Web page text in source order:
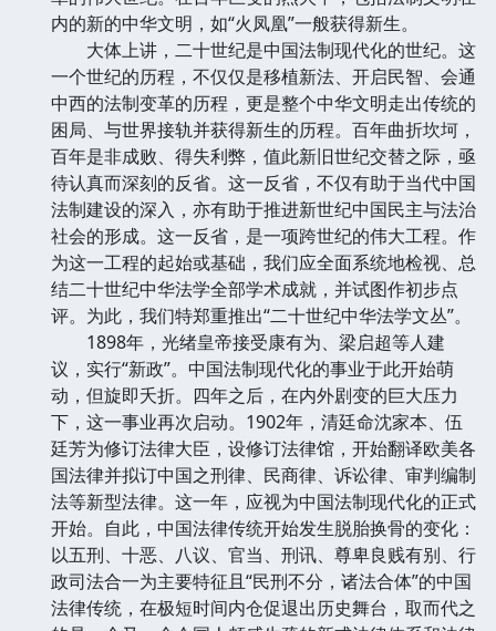
内的新的中华文明，如“火凤凰”一般获得新生。
大体上讲，二十世纪是中国法制现代化的世纪。这
一个世纪的历程，不仅仅是移植新法、开启民智、会通
中西的法制变革的历程，更是整个中华文明走出传统的
困局、与世界接轨并获得新生的历程。百年曲折坎坷，
百年是非成败、得失利弊，值此新旧世纪交替之际，亟
待认真而深刻的反省。这一反省，不仅有助于当代中国
法制建设的深入，亦有助于推进新世纪中国民主与法治
社会的形成。这一反省，是一项跨世纪的伟大工程。作
为这一工程的起始或基础，我们应全面系统地检视、总
结二十世纪中华法学全部学术成就，并试图作初步点
评。为此，我们特郑重推出“二十世纪中华法学文丛”。
1898年，光绪皇帝接受康有为、梁启超等人建
议，实行“新政”。中国法制现代化的事业于此开始萌
动，但旋即夭折。四年之后，在内外剧变的巨大压力
下，这一事业再次启动。1902年，清廷命沈家本、伍
廷芳为修订法律大臣，设修订法律馆，开始翻译欧美各
国法律并拟订中国之刑律、民商律、诉讼律、审判编制
法等新型法律。这一年，应视为中国法制现代化的正式
开始。自此，中国法律传统开始发生脱胎换骨的变化：
以五刑、十恶、八议、官当、刑讯、尊卑良贱有别、行
政司法合一为主要特征且“民刑不分，诸法合体”的中国
法律传统，在极短时间内仓促退出历史舞台，取而代之